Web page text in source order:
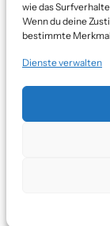
wie das
Wenn du deine
bestimmte
Dienste verwalten
Blog